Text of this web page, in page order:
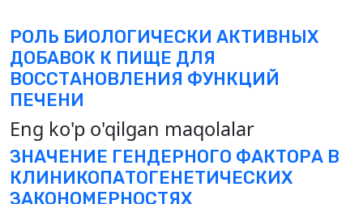
РОЛЬ БИОЛОГИЧЕСКИ АКТИВНЫХ
ДОБАВОК К ПИЩЕ ДЛЯ
ВОССТАНОВЛЕНИЯ ФУНКЦИЙ
ПЕЧЕНИ
Eng ko'p o'qilgan maqolalar
ЗНАЧЕНИЕ ГЕНДЕРНОГО ФАКТОРА В
КЛИНИКОПАТОГЕНЕТИЧЕСКИХ
ЗАКОНОМЕРНОСТЯХ